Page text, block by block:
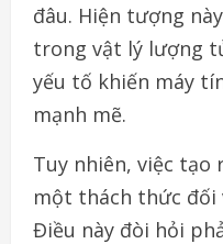
đâu. Hiện tượng
trong vật lý lượng
yếu tố khiến máy
mạnh mẽ.
Tuy nhiên, việc
một thách thức đối
Điều này đòi hỏi